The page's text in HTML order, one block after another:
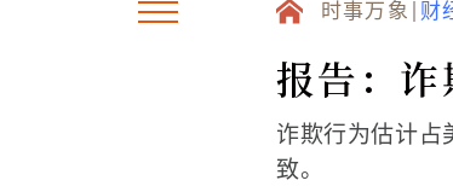
时事万象 财
报告：
诈欺行为估计占
致。